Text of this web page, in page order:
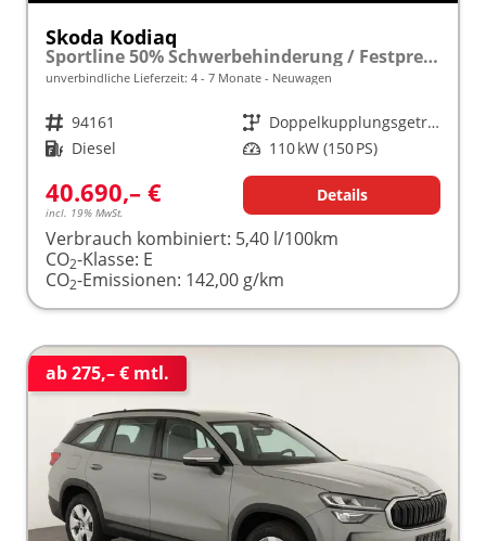
Skoda Kodiaq
Sportline 50% Schwerbehinderung / Festpreisgarantie* Modelljahr 2.0 TDI 150 PS DSG "Sonderangebot bei Schwerbehinderung" frei konfigurierbar!
unverbindliche Lieferzeit: 4 - 7 Monate Neuwagen
Fahrzeugnr. 94161 Getriebe
Doppelkupplungsgetriebe (DSG)
Kraftstoff Diesel Leistung 110 kW (150 PS)
40.690,– €
incl. 19% MwSt.
Details
Verbrauch kombiniert: 5,40 l/100km
CO2-Klasse: E
CO2-Emissionen: 142,00 g/km
ab 275,– € mtl.